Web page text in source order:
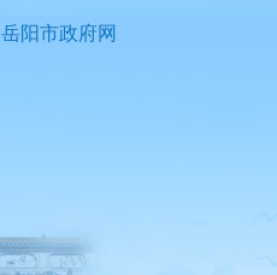
岳阳市政府网